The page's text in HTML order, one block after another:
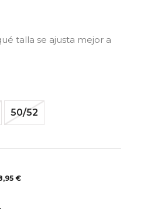
talla se ajusta mejor a
50/52
€